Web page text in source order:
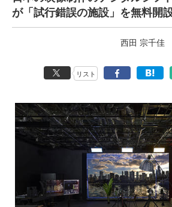
が「試行錯誤の施設」を無料開
西田 宗千佳
リスト